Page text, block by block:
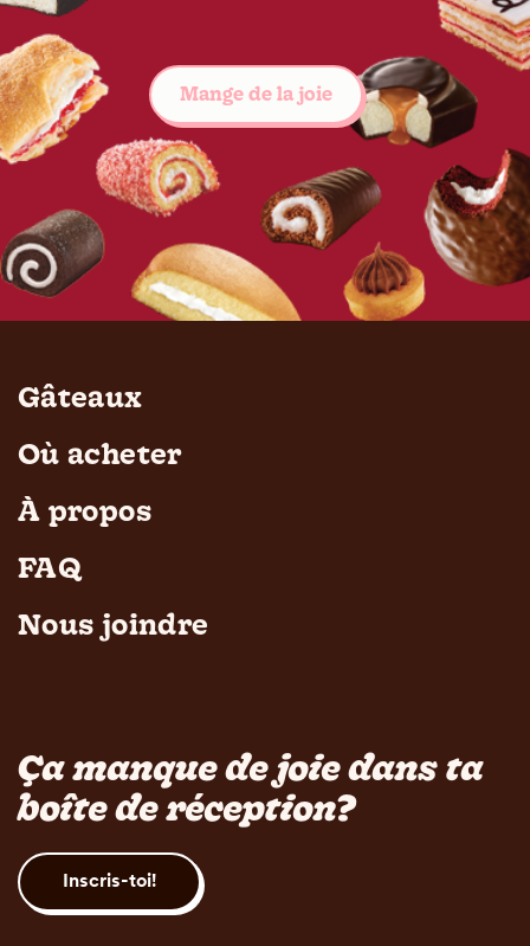
Mange de la joieVoir les gâteaux
Ça manque de joie dans ta
boîte de réception?
Inscris-toi!
Gâteaux
Où acheter
À propos
FAQ
Nous joindre